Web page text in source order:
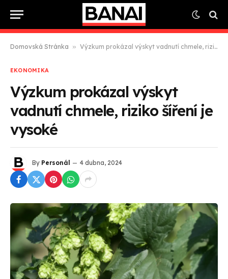
Domovská Stránka » Výzkum prokázal výskyt vadnutí chmele, riziko šíření je vysoké
EKONOMIKA
Výzkum prokázal výskyt
vadnutí chmele, riziko šíření je
vysoké
By Personál 4 dubna, 2024